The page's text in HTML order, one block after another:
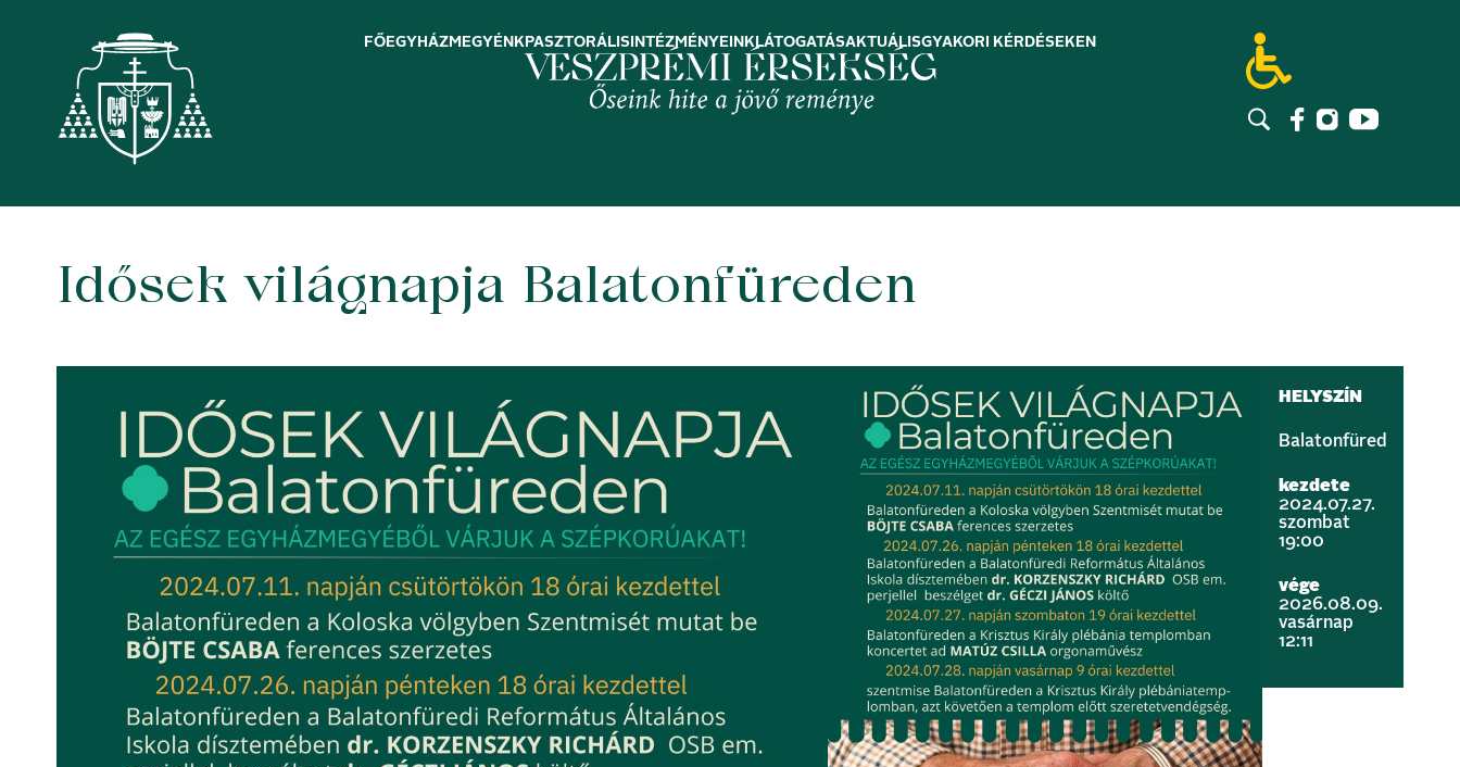
FŐEGYHÁZMEGYÉNK PASZTORÁLIS INTÉZMÉNYEINK LÁTOGATÁSAKTUÁLISGYAKORI KÉRDÉSEK EN
Idősek világnapja Balatonfüreden
HELYSZÍN
Balatonfüred
kezdete
2024.07.27.
szombat
19:00
vége
2026.08.09.
vasárnap
12:11